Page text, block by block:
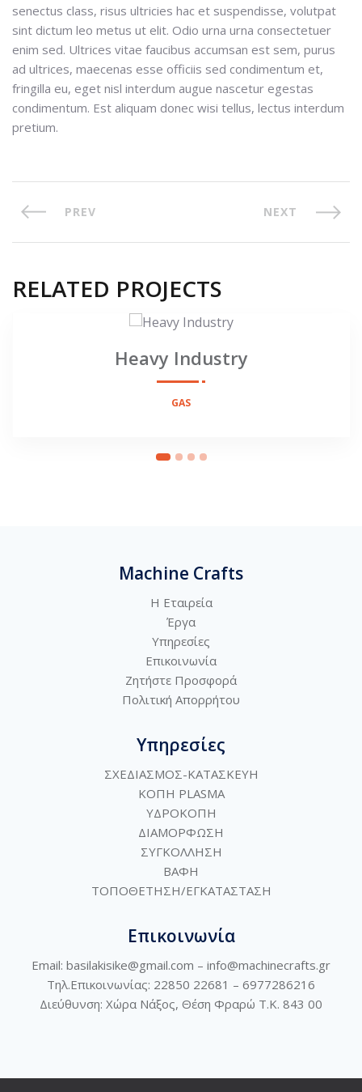
senectus class, risus ultricies hac et suspendisse, volutpat
sint dictum leo metus ut elit. Odio urna urna consectetuer
enim sed. Ultrices vitae faucibus accumsan est sem, purus
ad ultrices, maecenas esse officiis sed condimentum et,
fringilla eu, eget nisl interdum augue nascetur egestas
condimentum. Est aliquam donec wisi tellus, lectus interdum
pretium.
PREV NEXT
RELATED PROJECTS
Heavy Industry
GAS
Machine Crafts
Η Εταιρεία
Έργα
Υπηρεσίες
Επικοινωνία
Ζητήστε Προσφορά
Πολιτική Απορρήτου
Υπηρεσίες
ΣΧΕΔΙΑΣΜΟΣ-ΚΑΤΑΣΚΕΥΗ
ΚΟΠΗ PLASMA
ΥΔΡΟΚΟΠΗ
ΔΙΑΜΟΡΦΩΣΗ
ΣΥΓΚΟΛΛΗΣΗ
ΒΑΦΗ
ΤΟΠΟΘΕΤΗΣΗ/ΕΓΚΑΤΑΣΤΑΣΗ
Επικοινωνία
Email: basilakisike@gmail.com – info@machinecrafts.gr
Τηλ.Επικοινωνίας: 22850 22681 – 6977286216
Διεύθυνση: Χώρα Νάξος, Θέση Φραρώ Τ.Κ. 843 00